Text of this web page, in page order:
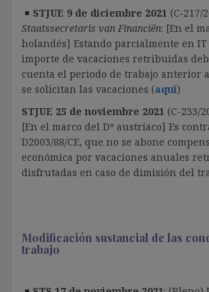
STJUE 9 de diciembre 2021 (C‑217/
Staatssecretaris van Financiën: [En el
holandés] Estando parcialmente en
importe de vacaciones retribuidas
cuenta el periodo de trabajo anterior
se solicitan las vacaciones (aquí)
STJUE 25 de noviembre 2021 (C-233/
[En el marco del Dº austríaco] Es
D2003/88/CE, que no se abone
económica por vacaciones anuales
disfrutadas en caso de dimisión del
Modificación sustancial de las
trabajo